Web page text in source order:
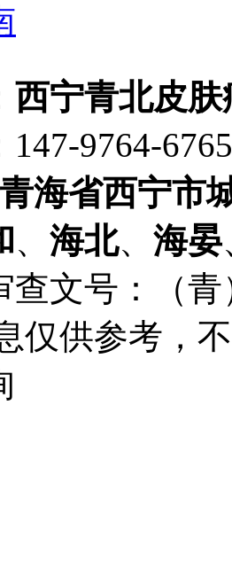
西宁青北皮肤
9764-
青海省西宁市
、 海北、 海晏
查文号：（
仅供参考，